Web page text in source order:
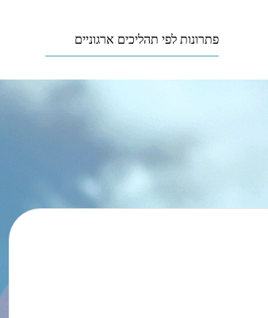
פתרונות לפי תהליכים ארגוניים